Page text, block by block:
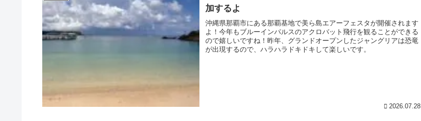
加するよ
沖縄県那覇市にある那覇基地で美ら島エアーフェスタが開催されます
よ！今年もブルーインパルスのアクロバット飛行を観ることができる
ので嬉しいですね！昨年、グランドオープンしたジャングリアは恐竜
が出現するので、ハラハラドキドキして楽しいです。
2026.07.28